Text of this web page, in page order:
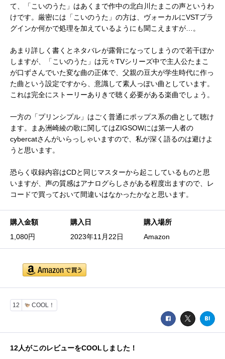
て、「こいのうた」はあくまで作中の北白川たまこの声というわ
けです。厳密には「こいのうた」の方は、ヴォーカルにVSTプラ
グインか何かで処理を加えているようにも聞こえますが…。
あまり詳しく書くとネタバレが露骨になってしまうので若干ぼか
しますが、「こいのうた」は元々TVシリーズ中で主人公たまこ
が口ずさんでいた変な曲の正体で、父親の豆大が学生時代に作っ
た曲という設定ですから、意識して素人っぽい曲としています。
これは完全にストーリーありきで聴く必要がある楽曲でしょう。
一方の「プリンシプル」はごく普通にポップス系の曲として聴け
ます。まあ洲崎綾の歌に関してはZIGSOWには第一人者の
cybercatさんがいらっしゃいますので、私が深く語るのは避けよ
うと思います。
恐らく収録内容はCDと同じマスターから起こしているものと思
いますが、声の質感はアナログらしさがある程度出ますので、レ
コードで買っておいて間違いはなかったかなと思います。
購入金額
1,080円
購入日
2023年11月22日
購入場所
Amazon
12 COOL！
12人がこのレビューをCOOLしました！